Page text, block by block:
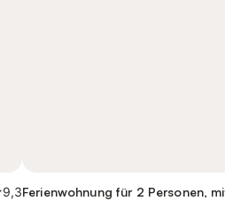
9,3Ferienwohnung für 2 Personen,